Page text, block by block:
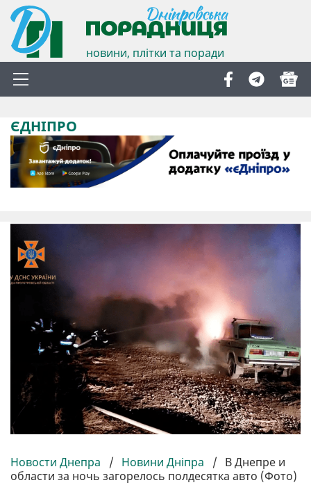
новини, плітки та поради
ЄДНІПРО
Новости Днепра / Новини Дніпра / В Днепре и
области за ночь загорелось полдесятка авто (Фото)